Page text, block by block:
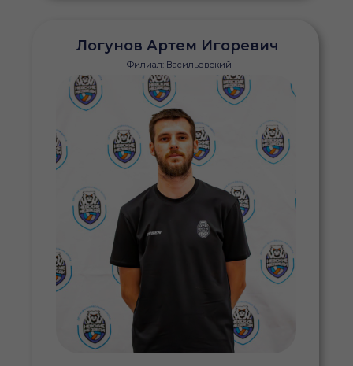
Логунов Артем Игоревич
Филиал: Васильевский